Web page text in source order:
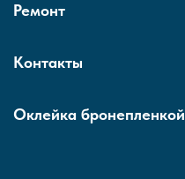
Ремонт
Контакты
Оклейка бронепленкой